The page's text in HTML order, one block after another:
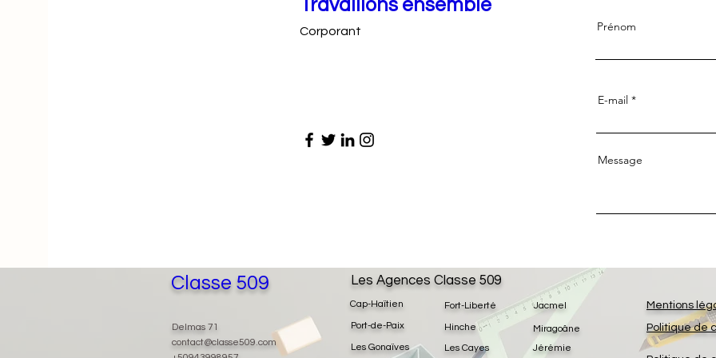
Travaillons ensemble
Corporant Prénom
E-mail
Message
Classe 509
Delmas 71
contact@classe509.com
Fort-Liberté
Hinche
Les Cayes
Jacmel
Jérémie
Miragoâne
Les Agences Classe 509
Cap-Haïtien
Port-de-Paix
Les Gonaïves
Mentions
Politique de